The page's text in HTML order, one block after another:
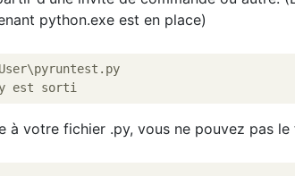
python.exe est en place)
à votre fichier .py, vous ne pouvez pas le